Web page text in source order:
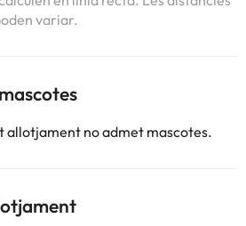
variar.
allotjament no admet mascotes.